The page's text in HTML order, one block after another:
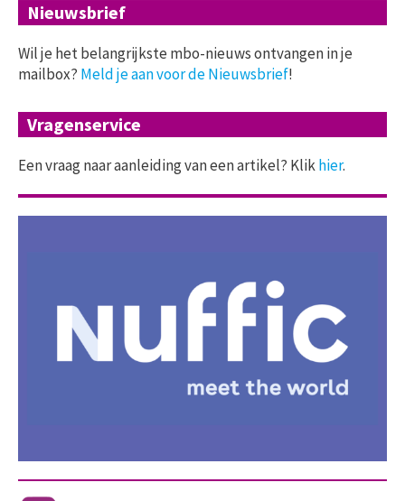
Nieuwsbrief
Wil je het belangrijkste mbo-nieuws ontvangen in je
mailbox? Meld je aan voor de Nieuwsbrief!
Vragenservice
Een vraag naar aanleiding van een artikel? Klikhier.